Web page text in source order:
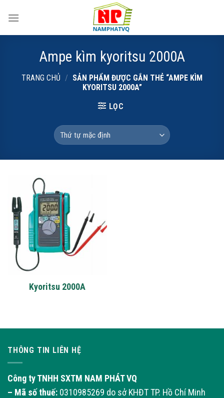
Ampe kìm kyoritsu 2000A
TRANG CHỦ / SẢN PHẨM ĐƯỢC GẮN THẺ “AMPE KÌM
KYORITSU 2000A”
LỌC
Kyoritsu 2000A
THÔNG TIN LIÊN HỆ
Công ty TNHH SXTM NAM PHÁT VQ
– Mã số thuế: 0310985269 do sở KHĐT TP. Hồ Chí Minh